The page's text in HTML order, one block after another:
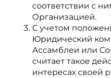
соответствии с
Организацией.
С учетом
Юридический
Ассамблеи или
считает такое
интересах своей